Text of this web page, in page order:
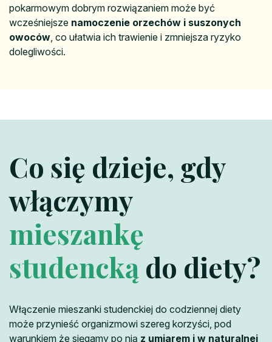
pokarmowym dobrym rozwiązaniem może być
wcześniejsze namoczenie orzechów i suszonych
owoców , co ułatwia ich trawienie i zmniejsza ryzyko
dolegliwości.
Co się dzieje, gdy
włączymy
mieszankę
studencką do diety?
Włączenie mieszanki studenckiej do codziennej diety
może przynieść organizmowi szereg korzyści, pod
warunkiem że sięgamy po nią z umiarem i w naturalnej